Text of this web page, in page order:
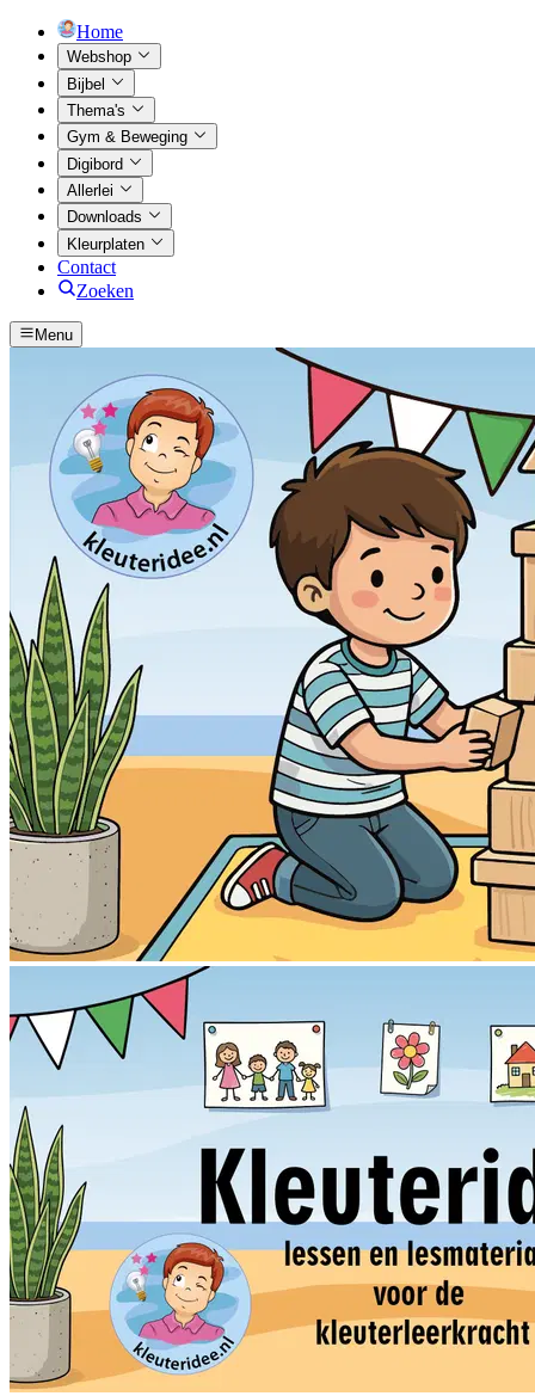
Home
Webshop
Bijbel
Thema's
Gym & Beweging
Digibord
Allerlei
Downloads
Kleurplaten
Contact
Zoeken
Menu